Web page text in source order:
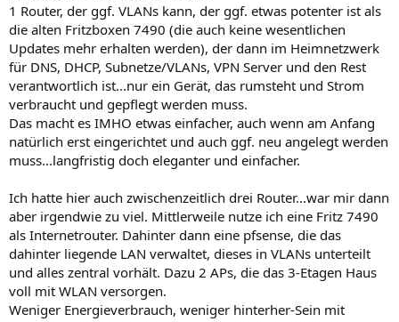
1 Router, der ggf. VLANs kann, der ggf. etwas potenter ist als
die alten Fritzboxen 7490 (die auch keine wesentlichen
Updates mehr erhalten werden), der dann im Heimnetzwerk
für DNS, DHCP, Subnetze/VLANs, VPN Server und den Rest
verantwortlich ist...nur ein Gerät, das rumsteht und Strom
verbraucht und gepflegt werden muss.
Das macht es IMHO etwas einfacher, auch wenn am Anfang
natürlich erst eingerichtet und auch ggf. neu angelegt werden
muss...langfristig doch eleganter und einfacher.
Ich hatte hier auch zwischenzeitlich drei Router...war mir dann
aber irgendwie zu viel. Mittlerweile nutze ich eine Fritz 7490
als Internetrouter. Dahinter dann eine pfsense, die das
dahinter liegende LAN verwaltet, dieses in VLANs unterteilt
und alles zentral vorhält. Dazu 2 APs, die das 3-Etagen Haus
voll mit WLAN versorgen.
Weniger Energieverbrauch, weniger hinterher-Sein mit